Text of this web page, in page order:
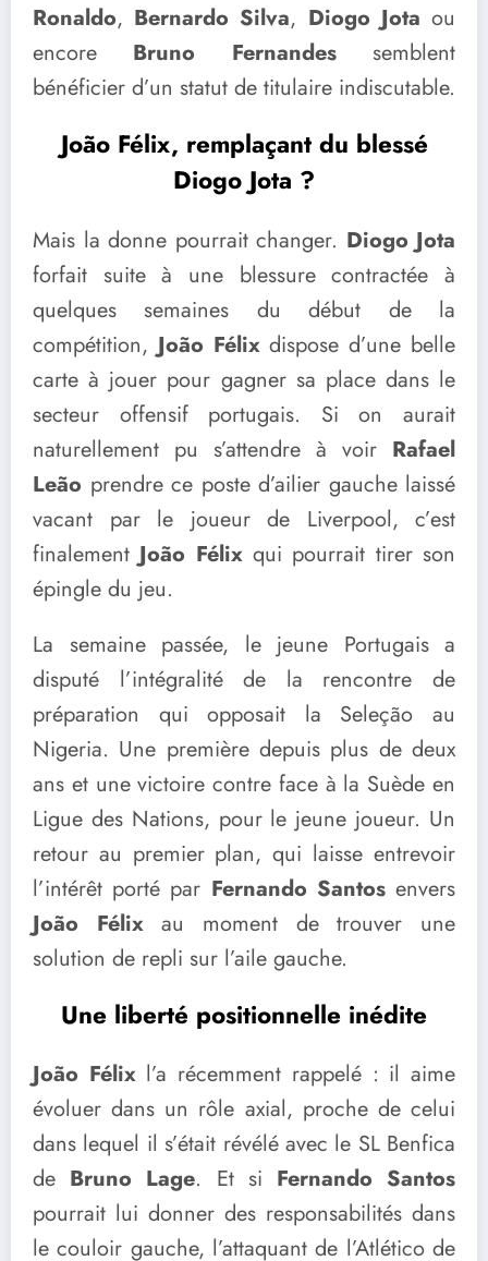
Ronaldo, Bernardo Silva, Diogo Jota ou
encore Bruno Fernandessemblent
bénéficier d’un statut de titulaire indiscutable.
João Félix, remplaçant du blessé
Diogo Jota ?
Mais la donne pourrait changer. Diogo Jota
forfait suite à une blessure contractée à
quelques semaines du début de la
compétition, João Félixdispose d’une belle
carte à jouer pour gagner sa place dans le
secteur offensif portugais. Si on aurait
naturellement pu s’attendre à voir Rafael
Leão prendre ce poste d’ailier gauche laissé
vacant par le joueur de Liverpool, c’est
finalement João Félixqui pourrait tirer son
épingle du jeu.
La semaine passée, le jeune Portugais a
disputé l’intégralité de la rencontre de
préparation qui opposait la Seleção au
Nigeria. Une première depuis plus de deux
ans et une victoire contre face à la Suède en
Ligue des Nations, pour le jeune joueur. Un
retour au premier plan, qui laisse entrevoir
l’intérêt porté par Fernando Santosenvers
João Félixau moment de trouver une
solution de repli sur l’aile gauche.
Une liberté positionnelle inédite
João Félixl’a récemment rappelé : il aime
évoluer dans un rôle axial, proche de celui
dans lequel il s’était révélé avec le SL Benfica
de Bruno Lage. Et si Fernando Santos
pourrait lui donner des responsabilités dans
le couloir gauche, l’attaquant de l’Atlético de